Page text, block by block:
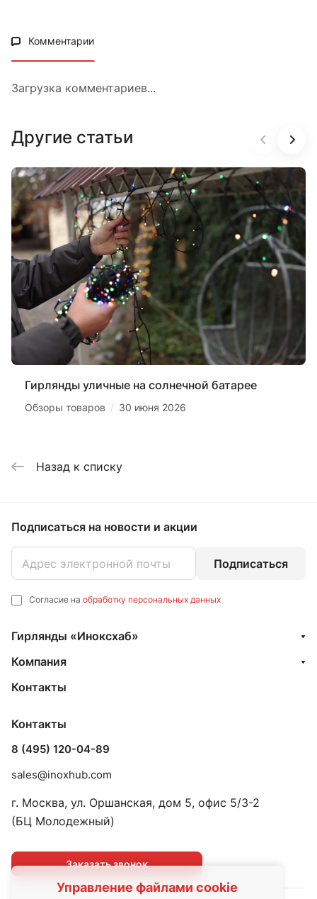
Управление файлами cookie
Комментарии
Загрузка комментариев...
Другие статьи
Гирлянды уличные на солнечной батарее
Обзоры товаров / 30 июня 2026
Назад к списку
Подписаться на новости и акции
Подписаться
Согласие на обработку персональных данных
Гирлянды «Иноксхаб»
Компания
Контакты
Контакты
8 (495) 120-04-89
sales@inoxhub.com
г. Москва, ул. Оршанская, дом 5, офис 5/3-2
(БЦ Молодежный)
Заказать звонок